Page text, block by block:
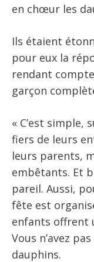
en chœur les
Ils étaient
pour eux la
rendant
garçon
« C’est
fiers de leurs
leurs parents,
embêtants. Et
pareil. Aussi,
fête est
enfants offrent
Vous n’avez
dauphins.